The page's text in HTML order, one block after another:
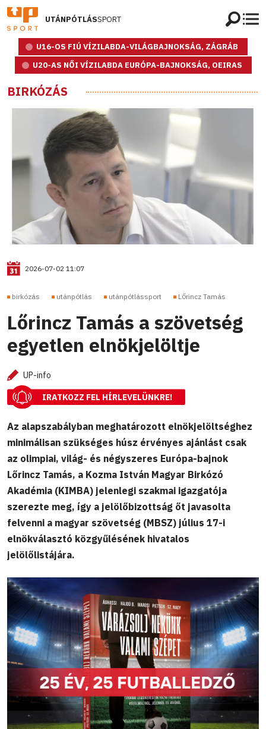
UTÁNPÓTLÁSSPORT
U16-OS FIÚ VÍZILABDA-VILÁGBAJNOKSÁG, ZÁGRÁB
U20-AS NŐI VÍZILABDA EURÓPA-BAJNOKSÁG, OEIRAS
BIRKÓZÁS
2026-07-02 11:07
birkózás utánpótlás utánpótlássport Lőrincz Tamás
Lőrincz Tamás a szövetség
egyetlen elnökjelöltje
UP-info
IRATKOZZ FEL HÍRLEVELÜNKRE!
Az alapszabályban meghatározott elnökjelöltséghez
minimálisan szükséges húsz érvényes ajánlást csak
az olimpiai, világ- és négyszeres Európa-bajnok
Lőrincz Tamás, a Kozma István Magyar Birkózó
Akadémia (KIMBA) jelenlegi szakmai igazgatója
szerezte meg, így a jelölőbizottság őt javasolta
felvenni a magyar szövetség (MBSZ) július 17-i
elnökválasztó közgyűlésének hivatalos
jelölőlistájára.